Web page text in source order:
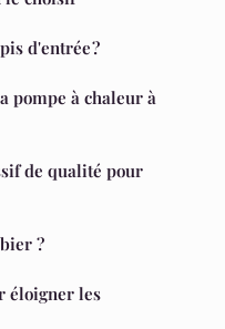
d'entrée ?
pompe à chaleur à
de qualité pour
?
éloigner les